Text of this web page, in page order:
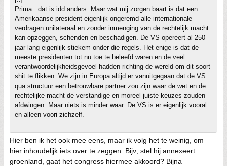
Prima.. dat is idd anders. Maar wat mij zorgen baart is dat een
Amerikaanse president eigenlijk ongeremd alle internationale
verdragen unilateraal en zonder inmenging van de rechtelijk macht
kan opzeggen, schenden en beschadigen. De VS opereert al 250
jaar lang eigenlijk stiekem onder die regels. Het enige is dat de
meeste presidenten tot nu toe te beleefd waren en de veel
verantwoordelijkheidsgevoel hadden richting de wereld om dit soort
shit te flikken. We zijn in Europa altijd er vanuitgegaan dat de VS
qua structuur een betrouwbare partner zou zijn waar de wet en de
rechtelijke macht de verstandige en moreel juiste keuzes zouden
afdwingen. Maar niets is minder waar. De VS is er eigenlijk vooral
en alleen voori zichzelf.
Hier ben ik het ook mee eens, maar ik volg het te weinig, om
hier inhoudelijk iets over te zeggen. Bijv; stel hij annexeert
groenland, gaat het congress hiermee akkoord? Bijna